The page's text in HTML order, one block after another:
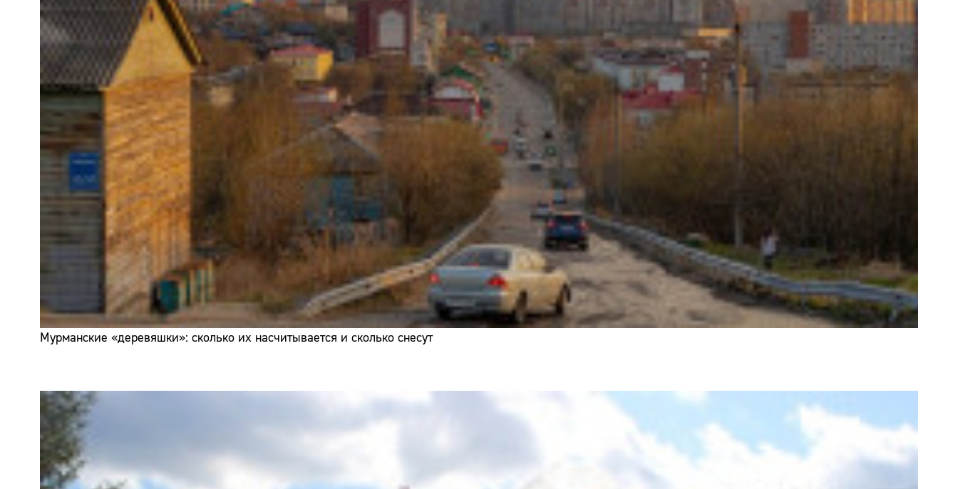
Мурманские «деревяшки»: сколько их насчитывается и сколько снесут
Сайт:
Адрес:
Телефон: